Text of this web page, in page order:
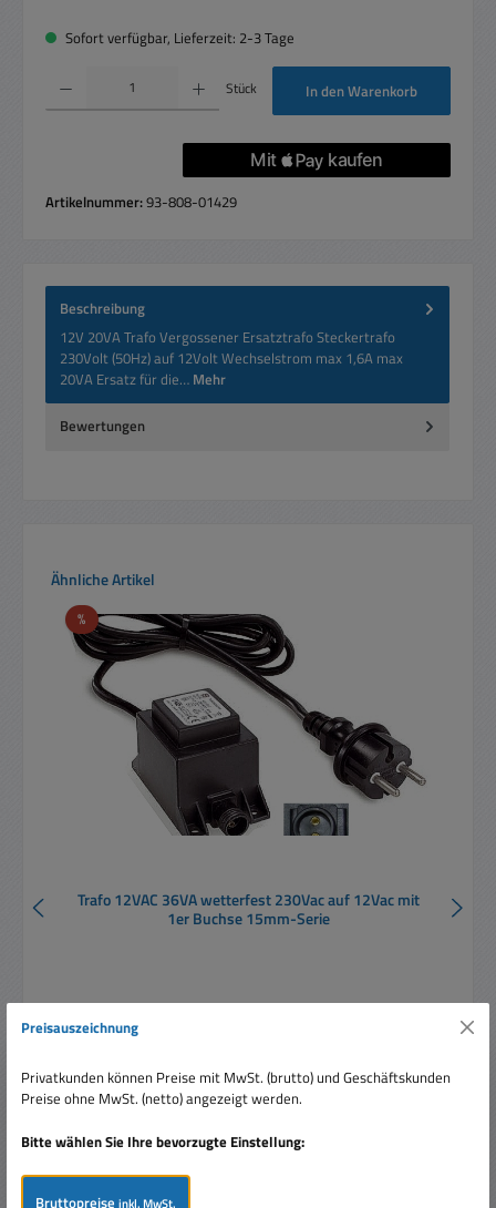
Sofort verfügbar, Lieferzeit: 2-3 Tage
Produkt Anzahl: Gib den gewünschten Wert ein oder benutze die Schaltflächen um
Stück In den Warenkorb
Artikelnummer:93-808-01429
Beschreibung
12V 20VA Trafo Vergossener Ersatztrafo Steckertrafo
230Volt (50Hz) auf 12Volt Wechselstrom max 1,6A max
20VA Ersatz für die… Mehr
Bewertungen
Produktgalerie überspringen
Ähnliche Artikel
%Rabatt
Trafo 12VAC 36VA wetterfest 230Vac auf 12Vac mit
1er Buchse 15mm-Serie
Verkaufspreis:
52,95 € Regulärer Preis:
68,30 €(22.47% gespart)
Preisauszeichnung
Privatkunden können Preise mit MwSt. (brutto) und Geschäftskunden
Preise ohne MwSt. (netto) angezeigt werden.
Bitte wählen Sie Ihre bevorzugte Einstellung:
Bruttopreiseinkl. MwSt.